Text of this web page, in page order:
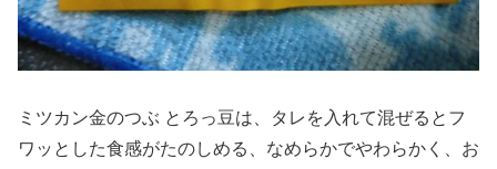
ミツカン金のつぶ とろっ豆は、タレを入れて混ぜるとフ
ワッとした食感がたのしめる、なめらかでやわらかく、お